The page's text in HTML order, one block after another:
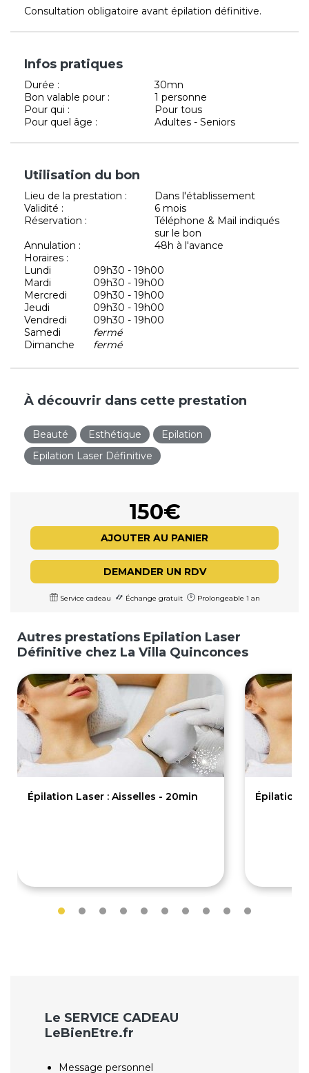
Consultation obligatoire avant épilation définitive.
Infos pratiques
Durée :
30mn
Bon valable pour :
1 personne
Pour qui :
Pour tous
Pour quel âge :
Adultes - Seniors
Utilisation du bon
Lieu de la prestation :
Dans l'établissement
Validité :
6 mois
Réservation :
Téléphone & Mail indiqués
sur le bon
Annulation :
48h à l'avance
Horaires :
Lundi
09h30 - 19h00
Mardi
09h30 - 19h00
Mercredi
09h30 - 19h00
Jeudi
09h30 - 19h00
Vendredi
09h30 - 19h00
Samedi
fermé
Dimanche
fermé
À découvrir dans cette prestation
Beauté Esthétique
Epilation
Epilation Laser Définitive
150€
AJOUTER AU PANIER
DEMANDER UN RDV
Service cadeau Échange gratuit Prolongeable 1 an
Autres prestations Epilation Laser
Définitive chez La Villa Quinconces
Épilation Laser : Aisselles - 20min Épilation
Le SERVICE CADEAU
LeBienEtre.fr
Message personnel